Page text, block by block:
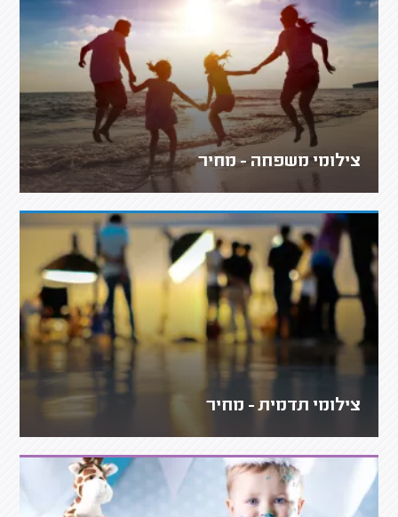
צילומי משפחה - מחיר
צילומי תדמית - מחיר